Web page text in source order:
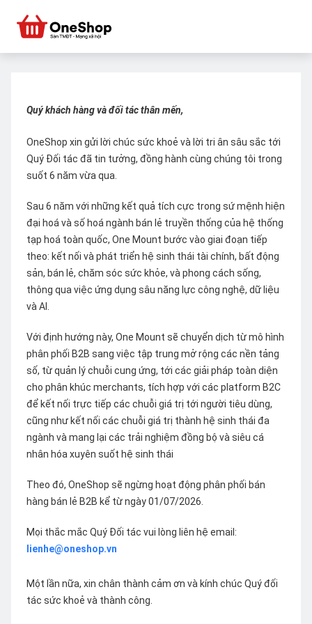
Quý khách hàng và đối tác thân mến,
OneShop xin gửi lời chúc sức khoẻ và lời tri ân sâu sắc tới
Quý Đối tác đã tin tưởng, đồng hành cùng chúng tôi trong
suốt 6 năm vừa qua.
Sau 6 năm với những kết quả tích cực trong sứ mệnh hiện
đại hoá và số hoá ngành bán lẻ truyền thống của hệ thống
tạp hoá toàn quốc, One Mount bước vào giai đoạn tiếp
theo: kết nối và phát triển hệ sinh thái tài chính, bất động
sản, bán lẻ, chăm sóc sức khỏe, và phong cách sống,
thông qua việc ứng dụng sâu năng lực công nghệ, dữ liệu
và AI.
Với định hướng này, One Mount sẽ chuyển dịch từ mô hình
phân phối B2B sang việc tập trung mở rộng các nền tảng
số, từ quản lý chuỗi cung ứng, tới các giải pháp toàn diện
cho phân khúc merchants, tích hợp với các platform B2C
để kết nối trực tiếp các chuỗi giá trị tới người tiêu dùng,
cũng như kết nối các chuỗi giá trị thành hệ sinh thái đa
ngành và mang lại các trải nghiệm đồng bộ và siêu cá
nhân hóa xuyên suốt hệ sinh thái
Theo đó, OneShop sẽ ngừng hoạt động phân phối bán
hàng bán lẻ B2B kể từ ngày 01/07/2026.
Mọi thắc mắc Quý Đối tác vui lòng liên hệ email:
lienhe@oneshop.vn
Một lần nữa, xin chân thành cảm ơn và kính chúc Quý đối
tác sức khoẻ và thành công.